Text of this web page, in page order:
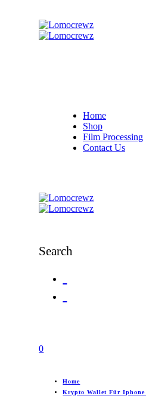
Home
Shop
Film Processing
Contact Us
Search
0
Home
Krypto Wallet Für